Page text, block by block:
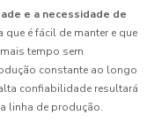
e a necessidade de
é fácil de manter e que
tempo sem
constante ao longo
confiabilidade resultará
linha de produção.